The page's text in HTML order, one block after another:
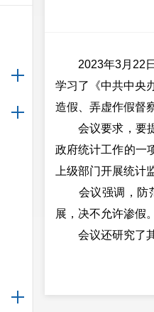
2023年3月22日
学习了《中共中央
造假、弄虚作假督
会议要求，要提
政府统计工作的一
上级部门开展统
会议强调，防范
展，决不允许渗假
会议还研究了